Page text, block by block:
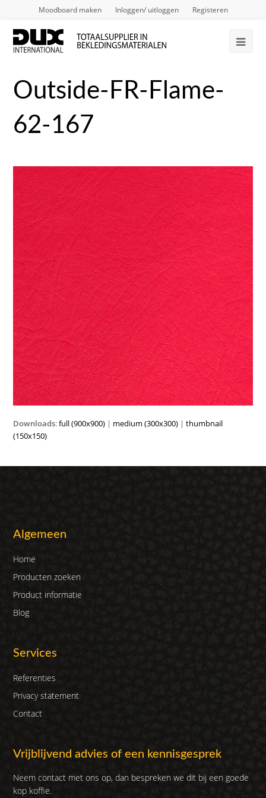
Moodboard maken Inloggen/ uitloggen Registeren
Outside-FR-Flame-
62-167
Downloads:full (900x900) | medium (300x300) |thumbnail
(150x150)
Algemeen
Home
Producten zoeken
Product informatie
Blog
Services
Referenties
Privacy statement
Contact
Vrijblijvend advies of een kennisgesprek
Neem contact met ons op, dan bespreken we dit bij een goede
kop koffie.